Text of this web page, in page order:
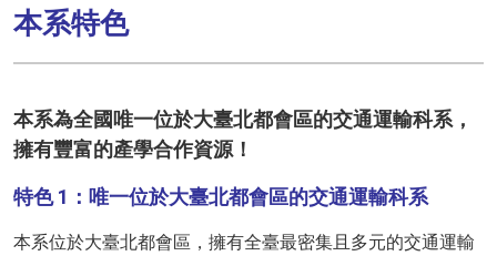
本系特色
本系為全國唯一位於大臺北都會區的交通運輸科系，
擁有豐富的產學合作資源！
特色 1：唯一位於大臺北都會區的交通運輸科系
本系位於大臺北都會區，擁有全臺最密集且多元的交通運輸